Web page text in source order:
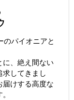
のパイオニアと
に、絶え間ない
してきまし
届けする高度な